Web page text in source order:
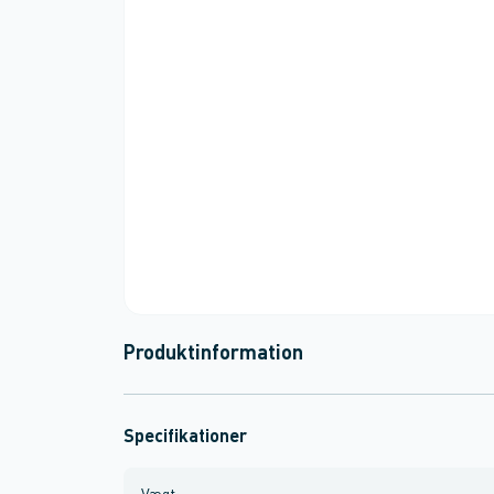
Produktinformation
Specifikationer